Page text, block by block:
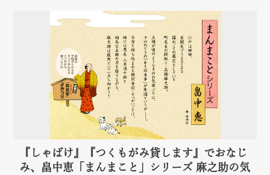
『しゃばけ』『つくもがみ貸します』でおなじ
み、畠中恵「まんまこと」シリーズ 麻之助の気